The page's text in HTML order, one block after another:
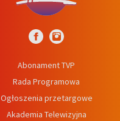
Abonament TVP
Rada Programowa
Ogłoszenia przetargowe
Akademia Telewizyjna